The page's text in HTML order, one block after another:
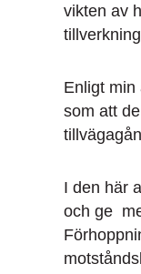
vikten av
Enligt min
som att
I den här
och ge